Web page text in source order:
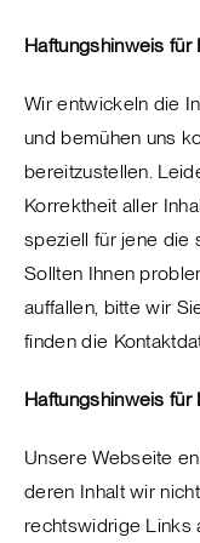
Haftungshinweis
Wir entwickeln die
und bemühen uns
bereitzustellen.
Korrektheit aller
speziell für jene die
Sollten Ihnen
auffallen, bitte wir
finden die
Haftungshinweis
Unsere Webseite
deren Inhalt wir
rechtswidrige Links